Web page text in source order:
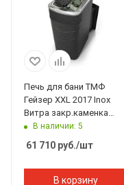
Печь для бани ТМФ
Гейзер XXL 2017 Inox
Витра закр.каменка
антрацит
В наличии: 5
61 710 руб./шт
В корзину